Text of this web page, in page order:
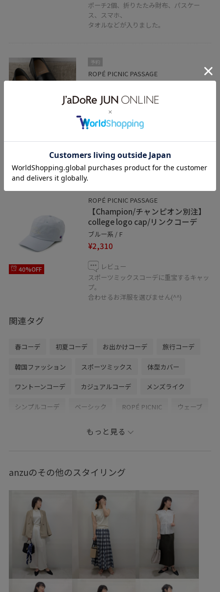
ポーチ2個、折りたたみ財布、パスケー
ス、スマホ、
タオルなどが入りました。
予約
ROPÉ PICNIC PASSAGE
メタルモチーフローファー
ブラック / 24.0
¥6,490
レビュー
とても柔らかい合皮で履きやすいです！
足の指が大きめの私でも楽に履けました。
40%OFF
ROPÉ PICNIC PASSAGE
【Champion/チャンピオン別注】
college logo cap/リンクコーデ
ブルー系 / F
¥2,310
レビュー
スポーツミックスコーデに重宝するキャッ
プ。
合わせるお洋服を選びません(^^)
関連タグ
春コーデ 初夏コーデ お出かけコーデ 旅行コーデ
韓国ファッション スポーツミックス 体型カバー
ワントーンコーデ カジュアルコーデ メンズライク
シンプルコーデ ベーシック ROPÉ PICNIC ウェーブ
高身長 トップス
テーラードジャケット
GDS16220 GIA16200 GIU36000
GIX16190 26RPUVCARE
26SSRP_HARUTA 26SSRPジャケット 26SSRP羽織り
26SS_エアリーリネンライク 26SSエアリーリネンライク
Exclusive_GW ROPÉPICNIC_TIMESALE RP26SS
もっと見る
anzuのその他のスタイリング